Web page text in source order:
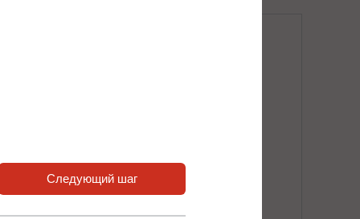
СТ800-100В
СТ1000-100В
(10 слотов)
Следующий шаг